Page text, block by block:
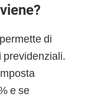
di
previdenziali.
e se